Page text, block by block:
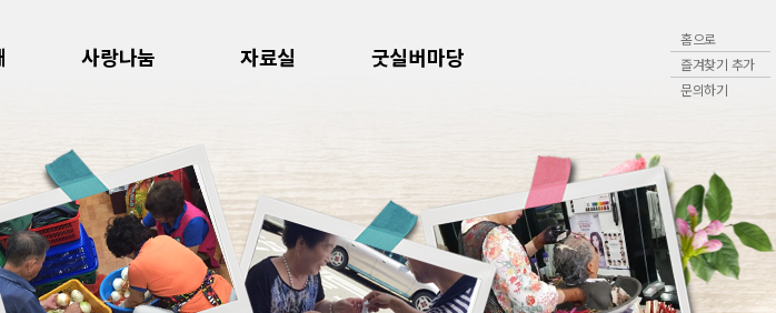
사랑나눔 자료실 굿실버마당
홈으로
즐겨찾기 추가
문의하기